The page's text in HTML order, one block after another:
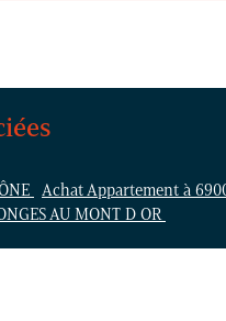
Achat Appartement à
AU MONT D OR